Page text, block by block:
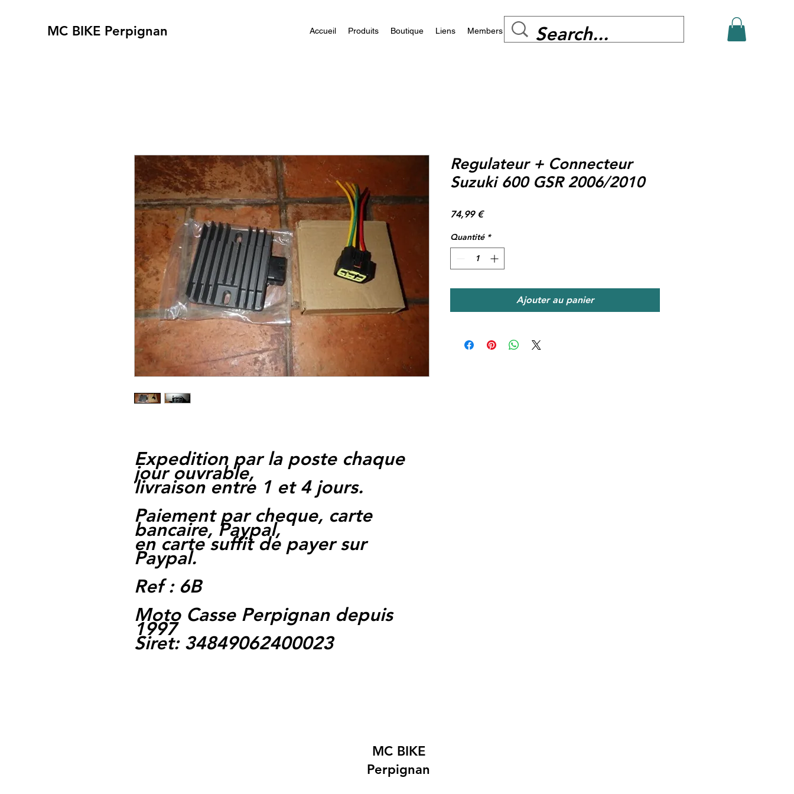
MC BIKE Perpignan Accueil Produits Boutique Liens Members
Expedition par la poste chaque
jour ouvrable,
livraison entre 1 et 4 jours.
Paiement par cheque, carte
bancaire, Paypal,
en carte suffit de payer sur
Paypal.
Ref : 6B
Moto Casse Perpignan depuis
1997
Siret: 34849062400023
Regulateur + Connecteur
Suzuki 600 GSR 2006/2010
74,99 €Prix
Quantité *
Ajouter au panier
MC BIKE
Perpignan